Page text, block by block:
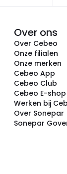
Over ons
Over Cebeo
Onze filialen
Onze merken
Cebeo App
Cebeo Club
Cebeo E-shop
Werken bij
Over Sonepar
Sonepar